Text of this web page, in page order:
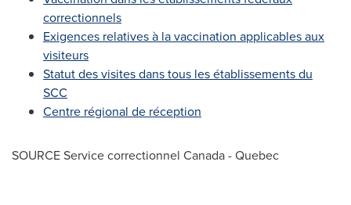
correctionnels
Exigences relatives à la vaccination applicables aux
visiteurs
Statut des visites dans tous les établissements du
SCC
Centre régional de réception
SOURCE Service correctionnel Canada-Quebec